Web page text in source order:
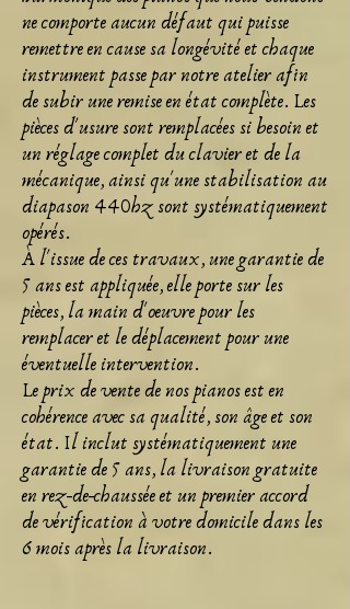
ne comporte aucun défaut qui puisse
remettre en cause sa longévité et chaque
instrument passe par notre atelier afin
de subir une remise en état complète. Les
pièces d'usure sont remplacées si besoin et
un réglage complet du clavier et de la
mécanique, ainsi qu'une stabilisation au
diapason 440hz sont systématiquement
opérés.
À l'issue de ces travaux, une garantie de
5 ans est appliquée, elle porte sur les
pièces, la main d'oeuvre pour les
remplacer et le déplacement pour une
éventuelle intervention.
Le prix de vente de nos pianos est en
cohérence avec sa qualité, son âge et son
état. Il inclut systématiquement une
garantie de 5 ans, la livraison gratuite
en rez-de-chaussée et un premier accord
de vérification à votre domiciledans les
6 mois après la livraison.